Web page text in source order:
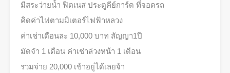
มีสระว่ายน้ำ ฟิตเนส ประตูคีย์การ์ด ที่จอดรถ
คิดค่าไฟตามมิเตอร์ไฟฟ้าหลวง
ค่าเช่าเดือนละ 10,000 บาท สัญญา1ปี
มัดจำ 1 เดือน ค่าเช่าล่วงหน้า 1 เดือน
รวมจ่าย 20,000 เข้าอยู่ได้เลยจ้า